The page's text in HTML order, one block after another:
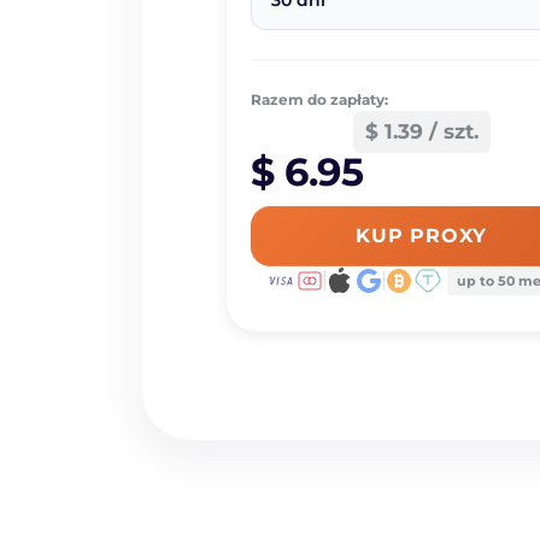
Razem do zapłaty:
$ 1.39 / szt.
$ 6.95
KUP PROXY
up to 50